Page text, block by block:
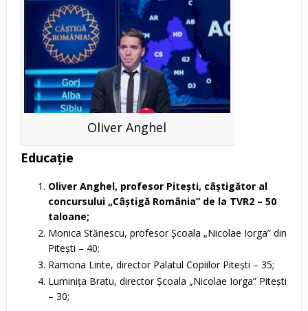
Oliver Anghel
Educaţie
Oliver Anghel, profesor Piteşti, câştigător al
concursului „Câştigă România” de la TVR2 – 50
taloane;
Monica Stănescu, profesor Şcoala „Nicolae Iorga” din
Piteşti – 40;
Ramona Linte, director Palatul Copiilor Piteşti – 35;
Luminiţa Bratu, director Şcoala „Nicolae Iorga” Piteşti
– 30;